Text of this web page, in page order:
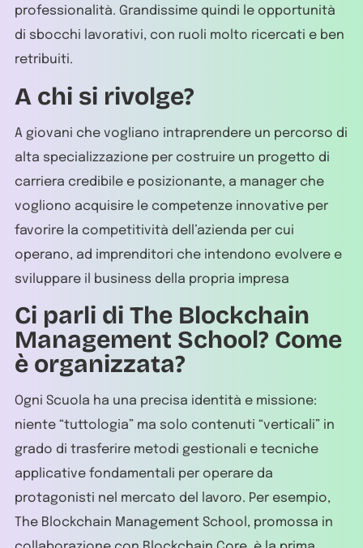
professionalità. Grandissime quindi le opportunità
di sbocchi lavorativi, con ruoli molto ricercati e ben
retribuiti.
A chi si rivolge?
A giovani che vogliano intraprendere un percorso di
alta specializzazione per costruire un progetto di
carriera credibile e posizionante, a manager che
vogliono acquisire le competenze innovative per
favorire la competitività dell’azienda per cui
operano, ad imprenditori che intendono evolvere e
sviluppare il business della propria impresa
Ci parli di The Blockchain
Management School? Come
è organizzata?
Ogni Scuola ha una precisa identità e missione:
niente “tuttologia” ma solo contenuti “verticali” in
grado di trasferire metodi gestionali e tecniche
applicative fondamentali per operare da
protagonisti nel mercato del lavoro. Per esempio,
The Blockchain Management School, promossa in